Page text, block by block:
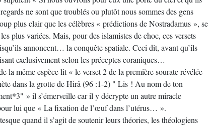
ne sont que troublés ou plutôt nous sommes des gens
plus clair que les célèbres « prédictions de Nostradamus », se
plus variées. Mais, pour des islamistes de choc, ces versets
annoncent… la conquête spatiale. Ceci dit, avant qu’ils
exclusivement selon les préceptes coraniques…
la même espèce lit « le verset 2 de la première sourate révélée
dans la grotte de Hirâ (96 :1-2) " Lis ! Au nom de ton
» il s’émerveille car il y décrypte un autre miracle
lui que « La fixation de l’œuf dans l’utérus… ».
quand il s’agit de soutenir leurs théories, les théologiens